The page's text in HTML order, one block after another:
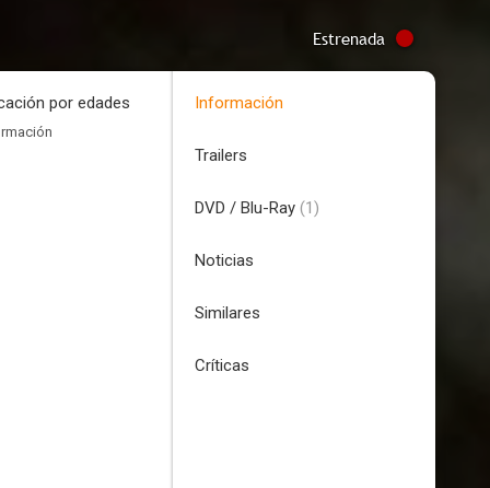
Estrenada
por edades Información
Trailers
DVD / Blu-Ray (1)
Noticias
Similares
Críticas